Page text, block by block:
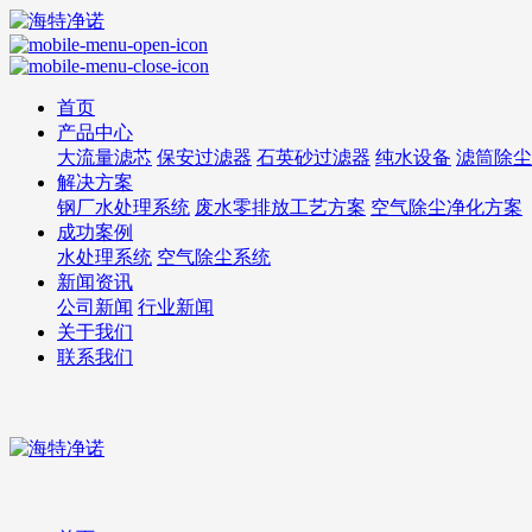
首页
产品中心
大流量滤芯 保安过滤器 石英砂过滤器 纯水设备 滤筒除
解决方案
钢厂水处理系统 废水零排放工艺方案 空气除尘净化方案
成功案例
水处理系统 空气除尘系统
新闻资讯
公司新闻 行业新闻
关于我们
联系我们